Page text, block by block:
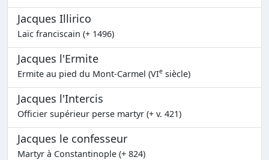
Jacques Illirico
Laïc franciscain (+ 1496)
Jacques l'Ermite
Ermite au pied du Mont-Carmel (VIe siècle)
Jacques l'Intercis
Officier supérieur perse martyr (+ v. 421)
Jacques le confesseur
Martyr à Constantinople (+ 824)